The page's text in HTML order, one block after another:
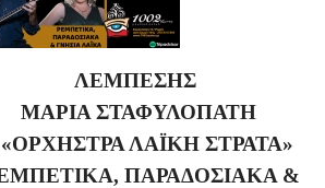
ΛΕΜΠΕΣΗΣ
ΜΑΡΙΑ ΣΤΑΦΥΛΟΠΑΤΗ
ΛΑΪΚΗ ΣΤΡΑΤΑ»
ΠΑΡΑΔΟΣΙΑΚΑ &